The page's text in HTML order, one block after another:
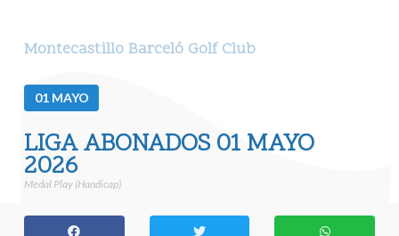
Montecastillo Barceló Golf Club
01 MAYO
LIGA ABONADOS 01 MAYO
2026
Medal Play (Handicap)